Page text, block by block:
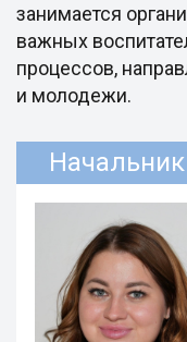
занимается
важных
процессов,
и молодежи.